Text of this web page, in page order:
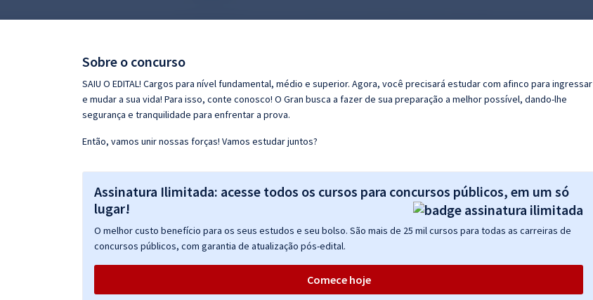
Questões grátis
Conteúdo gratuito
Sobre o concurso
SAIU O EDITAL! Cargos para nível fundamental, médio e superior. Agora, você precisará estudar com afinco para ingressar
e mudar a sua vida! Para isso, conte conosco! O Gran busca a fazer de sua preparação a melhor possível, dando-lhe
segurança e tranquilidade para enfrentar a prova.
Então, vamos unir nossas forças! Vamos estudar juntos?
Assinatura Ilimitada: acesse todos os cursos para concursos públicos, em um só
lugar!
O melhor custo benefício para os seus estudos e seu bolso. São mais de 25 mil cursos para todas as carreiras de
concursos públicos, com garantia de atualização pós-edital.
Comece hoje